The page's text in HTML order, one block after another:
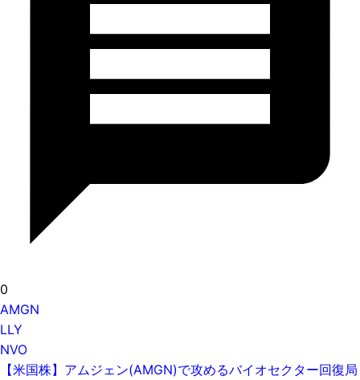
0
AMGN
LLY
NVO
【米国株】アムジェン(AMGN)で攻めるバイオセクター回復局